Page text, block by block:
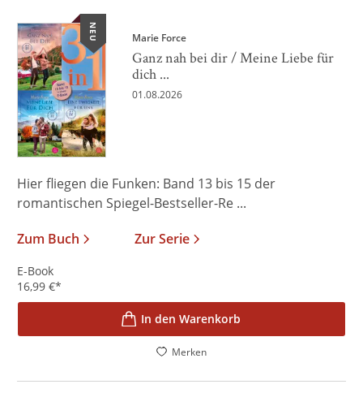
NEU Marie Force
Ganz nah bei dir / Meine Liebe für
dich ...
01.08.2026
Hier fliegen die Funken: Band 13 bis 15 der
romantischen Spiegel-Bestseller-Re ...
Zum Buch
Zur Serie
E-Book
16,99 €*
In den Warenkorb
Merken